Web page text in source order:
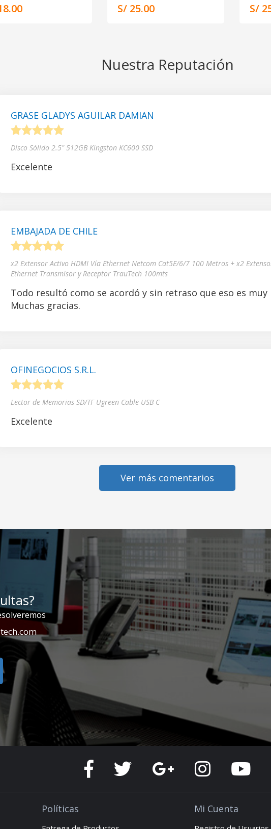
S/ 25.00 S/
Nuestra Reputación
GRASE GLADYS AGUILAR DAMIAN
Disco Sólido 2.5" 512GB Kingston KC600 SSD
Excelente
EMBAJADA DE CHILE
x2 Extensor Activo HDMI Vía Ethernet Netcom Cat5E/6/7 100 Metros + x2
Ethernet Transmisor y Receptor TrauTech 100mts
Todo resultó como se acordó y sin retraso que eso es
Muchas gracias.
OFINEGOCIOS S.R.L.
Lector de Memorias SD/TF Ugreen Cable USB C
Excelente
Ver más comentarios
Políticas Mi Cuenta